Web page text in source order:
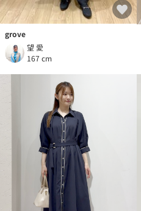
grove
望 愛
167 cm